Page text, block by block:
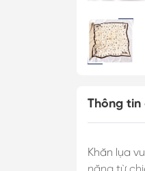
Thông tin
Khăn lụa